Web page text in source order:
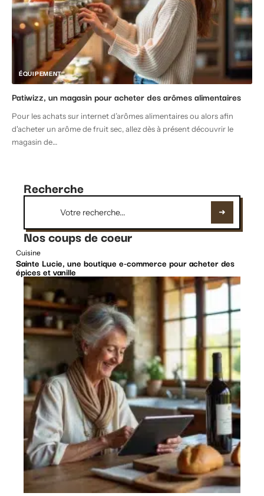
ÉQUIPEMENT
Patiwizz, un magasin pour acheter des arômes alimentaires
Pour les achats sur internet d’arômes alimentaires ou alors afin
d'acheter un arôme de fruit sec, allez dès à présent découvrir le
magasin de…
Recherche
Nos coups de coeur
Cuisine
Sainte Lucie, une boutique e-commerce pour acheter des
épices et vanille